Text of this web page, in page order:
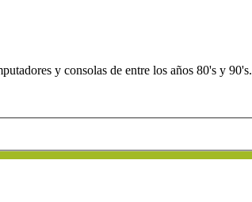
y consolas de entre los años 80's y 90's.